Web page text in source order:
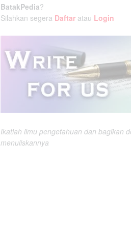
BatakPedia?
Silahkan segera Daftar atau Login
Ikatlah ilmu pengetahuan dan bagikan
menuliskannya